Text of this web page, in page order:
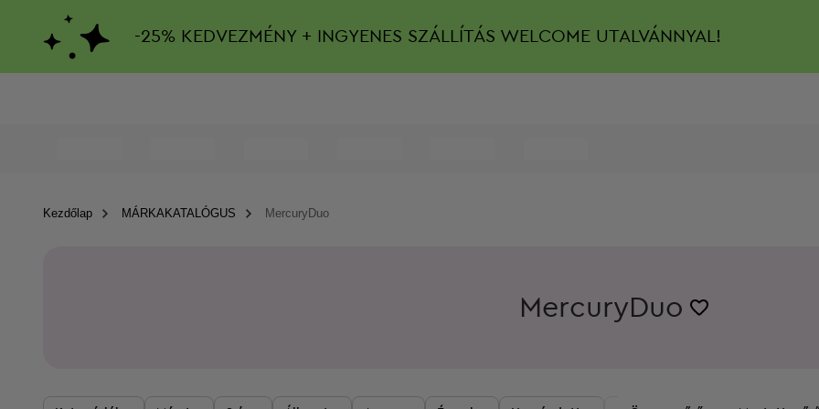
-25% KEDVEZMÉNY + INGYENES SZÁLLÍTÁS WELCOME UTALVÁNNYAL!
Kezdőlap MÁRKAKATALÓGUS MercuryDuo
MercuryDuo